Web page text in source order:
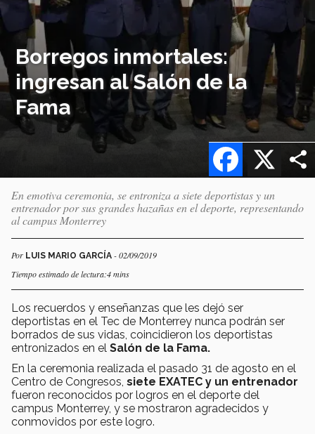
Borregos inmortales:
ingresan al Salón de la
Fama
X
Facebook
En emotiva ceremonia, se entroniza a siete deportistas y un
entrenador por sus grandes hazañas en el deporte, representando
al campus Monterrey
Por LUIS MARIO GARCÍA - 02/09/2019
Tiempo estimado de lectura:4 mins
Los recuerdos y enseñanzas que les dejó ser
deportistas en el Tec de Monterrey nunca podrán ser
borrados de sus vidas, coincidieron los deportistas
entronizados en el Salón de la Fama.
En la ceremonia realizada el pasado 31 de agosto en el
Centro de Congresos, siete EXATEC y un entrenador
fueron reconocidos por logros en el deporte del
campus Monterrey, y se mostraron agradecidos y
conmovidos por este logro.